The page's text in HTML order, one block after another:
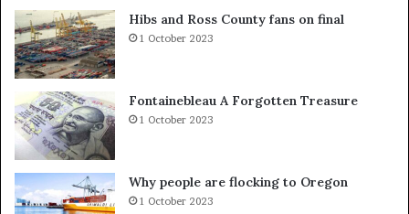
i
t
a
k
m
i
n
!
Hibs and Ross County fans on final
1 October 2023
Fontainebleau A Forgotten Treasure
1 October 2023
Why people are flocking to Oregon
1 October 2023